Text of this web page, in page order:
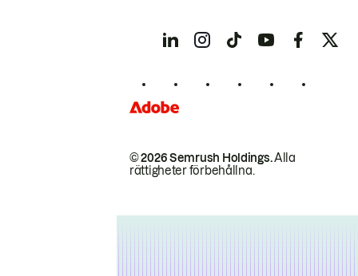
© 2026 Semrush Holdings.Alla
rättigheter förbehållna.